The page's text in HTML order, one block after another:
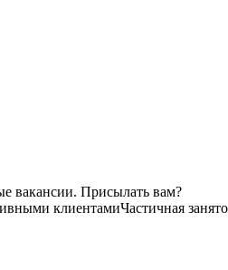
вакансии. Присылать вам?
клиентамиЧастичная